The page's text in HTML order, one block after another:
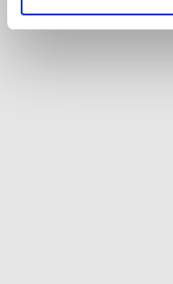
Du kan se mere om,